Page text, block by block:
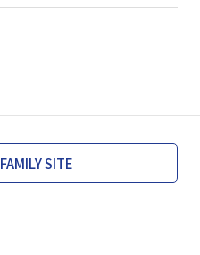
FAMILY SITE